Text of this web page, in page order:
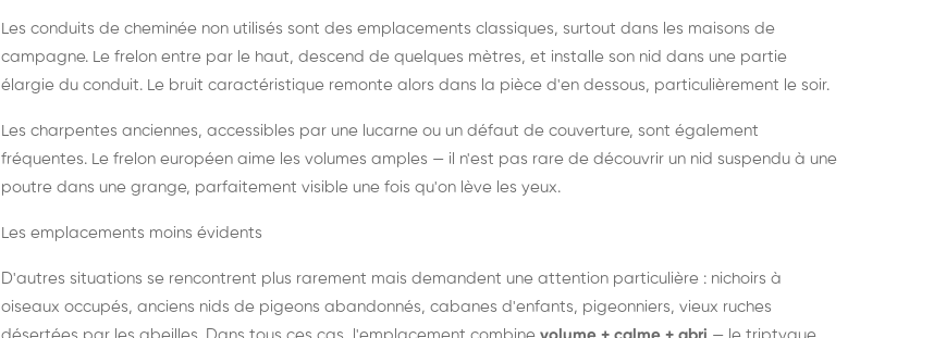
Les conduits de cheminée non utilisés sont des emplacements classiques, surtout dans les maisons de
campagne. Le frelon entre par le haut, descend de quelques mètres, et installe son nid dans une partie
élargie du conduit. Le bruit caractéristique remonte alors dans la pièce d'en dessous, particulièrement le soir.
Les charpentes anciennes, accessibles par une lucarne ou un défaut de couverture, sont également
fréquentes. Le frelon européen aime les volumes amples — il n'est pas rare de découvrir un nid suspendu à une
poutre dans une grange, parfaitement visible une fois qu'on lève les yeux.
Les emplacements moins évidents
D'autres situations se rencontrent plus rarement mais demandent une attention particulière : nichoirs à
oiseaux occupés, anciens nids de pigeons abandonnés, cabanes d'enfants, pigeonniers, vieux ruches